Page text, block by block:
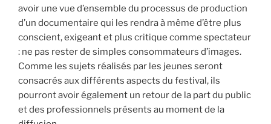
avoir une vue d’ensemble du processus de production
d’un documentaire qui les rendra à même d’être plus
conscient, exigeant et plus critique comme spectateur
: ne pas rester de simples consommateurs d’images.
Comme les sujets réalisés par les jeunes seront
consacrés aux différents aspects du festival, ils
pourront avoir également un retour de la part du public
et des professionnels présents au moment de la